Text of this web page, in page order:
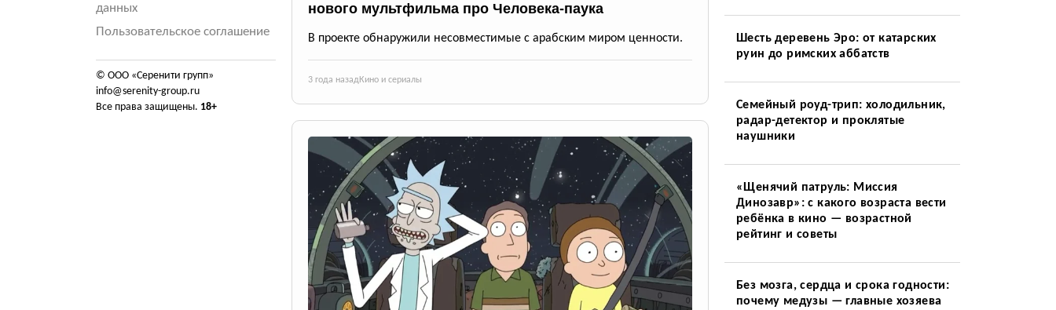
данных
Пользовательское соглашение
© ООО «Серенити групп»
info@serenity-group.ru
Все права защищены. 18+
нового мультфильма про Человека-паука
В проекте обнаружили несовместимые с арабским миром ценности.
3 года назадКино и сериалы
Шесть деревень Эро: от катарских
руин до римских аббатств
Семейный роуд-трип: холодильник,
радар-детектор и проклятые
наушники
«Щенячий патруль: Миссия
Динозавр»: с какого возраста вести
ребёнка в кино — возрастной
рейтинг и советы
Без мозга, сердца и срока годности:
почему медузы — главные хозяева